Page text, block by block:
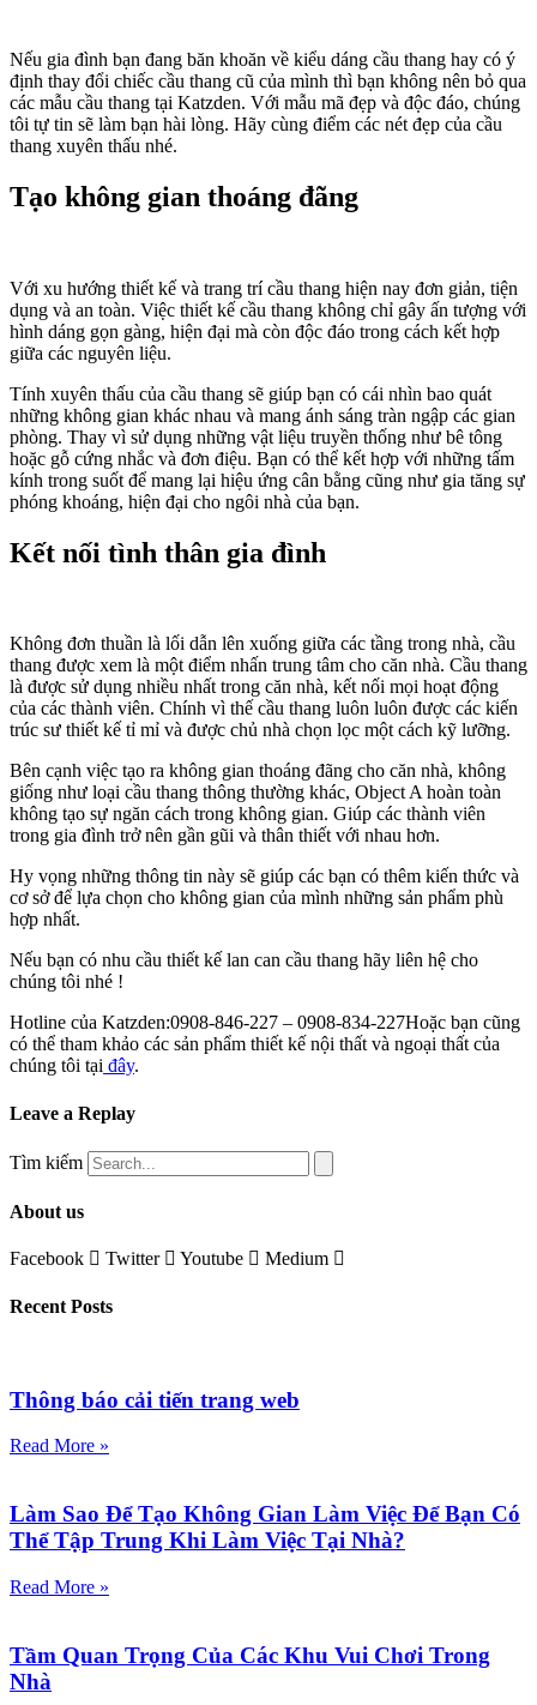
Nếu gia đình bạn đang băn khoăn về kiểu dáng cầu thang hay có ý
định thay đổi chiếc cầu thang cũ của mình thì bạn không nên bỏ qua
các mẫu cầu thang tại Katzden. Với mẫu mã đẹp và độc đáo, chúng
tôi tự tin sẽ làm bạn hài lòng. Hãy cùng điểm các nét đẹp của cầu
thang xuyên thấu nhé.
Tạo không gian thoáng đãng
Với xu hướng thiết kế và trang trí cầu thang hiện nay đơn giản, tiện
dụng và an toàn. Việc thiết kế cầu thang không chỉ gây ấn tượng với
hình dáng gọn gàng, hiện đại mà còn độc đáo trong cách kết hợp
giữa các nguyên liệu.
Tính xuyên thấu của cầu thang sẽ giúp bạn có cái nhìn bao quát
những không gian khác nhau và mang ánh sáng tràn ngập các gian
phòng. Thay vì sử dụng những vật liệu truyền thống như bê tông
hoặc gỗ cứng nhắc và đơn điệu. Bạn có thể kết hợp với những tấm
kính trong suốt để mang lại hiệu ứng cân bằng cũng như gia tăng sự
phóng khoáng, hiện đại cho ngôi nhà của bạn.
Kết nối tình thân gia đình
Không đơn thuần là lối dẫn lên xuống giữa các tầng trong nhà, cầu
thang được xem là một điểm nhấn trung tâm cho căn nhà. Cầu thang
là được sử dụng nhiều nhất trong căn nhà, kết nối mọi hoạt động
của các thành viên. Chính vì thế cầu thang luôn luôn được các kiến
trúc sư thiết kế tỉ mỉ và được chủ nhà chọn lọc một cách kỹ lưỡng.
Bên cạnh việc tạo ra không gian thoáng đãng cho căn nhà, không
giống như loại cầu thang thông thường khác, Object A hoàn toàn
không tạo sự ngăn cách trong không gian. Giúp các thành viên
trong gia đình trở nên gần gũi và thân thiết với nhau hơn.
Hy vọng những thông tin này sẽ giúp các bạn có thêm kiến thức và
cơ sở để lựa chọn cho không gian của mình những sản phẩm phù
hợp nhất.
Nếu bạn có nhu cầu thiết kế lan can cầu thang hãy liên hệ cho
chúng tôi nhé !
Hotline của Katzden:0908-846-227 – 0908-834-227Hoặc bạn cũng
có thể tham khảo các sản phẩm thiết kế nội thất và ngoại thất của
chúng tôi tại đây.
Leave a Replay
Tìm kiếm
About us
Facebook Twitter Youtube Medium
Recent Posts
Thông báo cải tiến trang web
Read More »
Làm Sao Để Tạo Không Gian Làm Việc Để Bạn Có
Thể Tập Trung Khi Làm Việc Tại Nhà?
Read More »
Tầm Quan Trọng Của Các Khu Vui Chơi Trong
Nhà